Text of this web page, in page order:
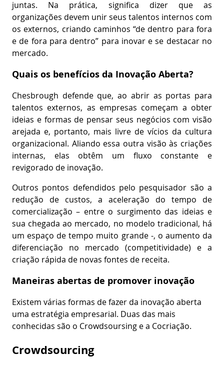
juntas. Na prática, significa dizer que as
organizações devem unir seus talentos internos com
os externos, criando caminhos “de dentro para fora
e de fora para dentro” para inovar e se destacar no
mercado.
Quais os benefícios da Inovação Aberta?
Chesbrough defende que, ao abrir as portas para
talentos externos, as empresas começam a obter
ideias e formas de pensar seus negócios com visão
arejada e, portanto, mais livre de vícios da cultura
organizacional. Aliando essa outra visão às criações
internas, elas obtêm um fluxo constante e
revigorado de inovação.
Outros pontos defendidos pelo pesquisador são a
redução de custos, a aceleração do tempo de
comercialização – entre o surgimento das ideias e
sua chegada ao mercado, no modelo tradicional, há
um espaço de tempo muito grande -, o aumento da
diferenciação no mercado (competitividade) e a
criação rápida de novas fontes de receita.
Maneiras abertas de promover inovação
Existem várias formas de fazer da inovação aberta
uma estratégia empresarial. Duas das mais
conhecidas são o Crowdsoursing e a Cocriação.
Crowdsourcing